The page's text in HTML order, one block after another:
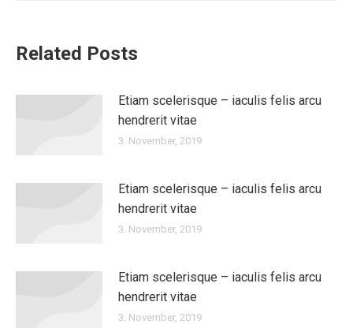
Related Posts
Etiam scelerisque – iaculis felis arcu
hendrerit vitae
3. November, 2019
Etiam scelerisque – iaculis felis arcu
hendrerit vitae
3. November, 2019
Etiam scelerisque – iaculis felis arcu
hendrerit vitae
3. November, 2019